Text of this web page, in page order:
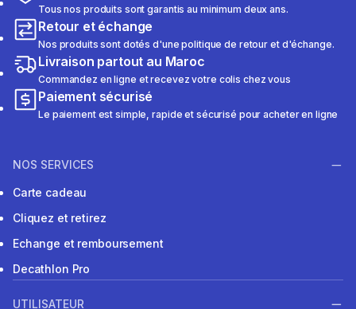
Tous nos produits sont garantis au minimum deux ans.
Retour et échange
Nos produits sont dotés d'une politique de retour et d'échange.
Livraison partout au Maroc
Commandez en ligne et recevez votre colis chez vous
Paiement sécurisé
Le paiement est simple, rapide et sécurisé pour acheter en ligne
NOS SERVICES
Carte cadeau
Cliquez et retirez
Echange et remboursement
Decathlon Pro
UTILISATEUR